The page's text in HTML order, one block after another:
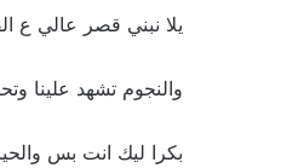
يلا نبني قصر عالي ع
والنجوم تشهد علينا
بكرا ليك انت بس